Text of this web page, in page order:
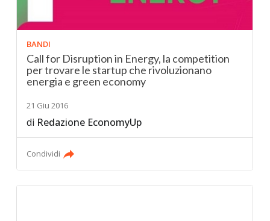
BANDI
Call for Disruption in Energy, la competition
per trovare le startup che rivoluzionano
energia e green economy
21 Giu 2016
di Redazione EconomyUp
Condividi